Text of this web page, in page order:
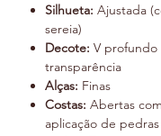
Silhueta: Ajustada
sereia)
Decote: V profundo
transparência
Alças: Finas
Costas: Abertas
aplicação de pedras